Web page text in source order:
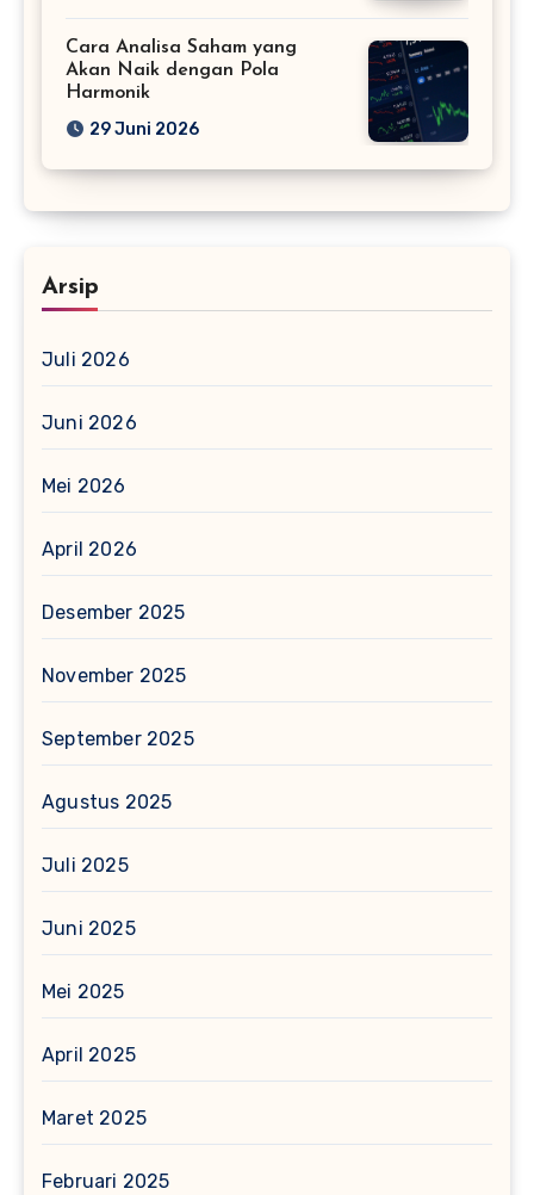
Cara Analisa Saham yang
Akan Naik dengan Pola
Harmonik
29 Juni 2026
Arsip
Juli 2026
Juni 2026
Mei 2026
April 2026
Desember 2025
November 2025
September 2025
Agustus 2025
Juli 2025
Juni 2025
Mei 2025
April 2025
Maret 2025
Februari 2025